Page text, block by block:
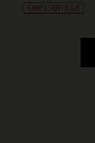
LIRE L'ARTICLE